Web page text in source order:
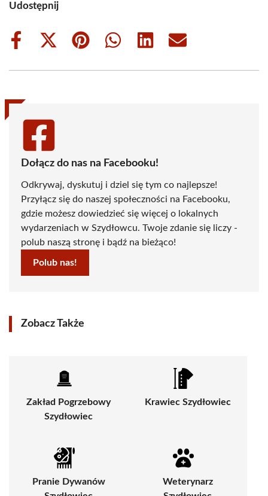
Udostępnij
Share
Share
(Twitter)
Share
Share
Share
Share
Dołącz do nas na Facebooku!
Odkrywaj, dyskutuj i dziel się tym co najlepsze!
Przyłącz się do naszej społeczności na Facebooku,
gdzie możesz dowiedzieć się więcej o lokalnych
wydarzeniach w Szydłowcu. Twoje zdanie się liczy -
polub naszą stronę i bądź na bieżąco!
Polub nas!
Zobacz Także
Zakład Pogrzebowy
Szydłowiec
Krawiec Szydłowiec
Pranie Dywanów
Weterynarz